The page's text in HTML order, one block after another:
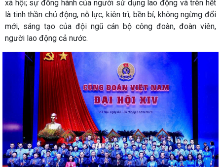
xã hội; sự đồng hành của người sử dụng lao động và trên hết
là tinh thần chủ động, nỗ lực, kiên trì, bền bỉ, không ngừng đổi
mới, sáng tạo của đội ngũ cán bộ công đoàn, đoàn viên,
người lao động cả nước.